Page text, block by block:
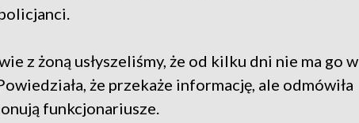
z żoną usłyszeliśmy, że od kilku dni nie ma go w
że przekaże informację, ale odmówiła
funkcjonariusze.